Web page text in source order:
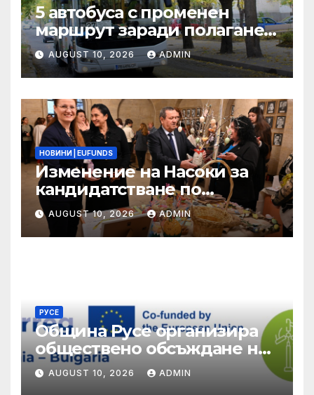
5 автобуса с променен
маршрут заради полагане
на топлопровод в район
„Западен“
AUGUST 10, 2026 ADMIN
НОВИНИ | EUFUNDS
Изменение на Насоки за
кандидатстване по
процедура на директно
предоставяне на БФП по
ФУМИ BG65AMPR001-4.003
AUGUST 10, 2026 ADMIN
РУСЕ
Община Русе организира
обществено обсъждане на
качеството на
екосистемните услуги
AUGUST 10, 2026 ADMIN